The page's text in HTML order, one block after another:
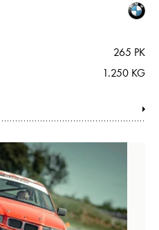
265 PK
1.250 KG